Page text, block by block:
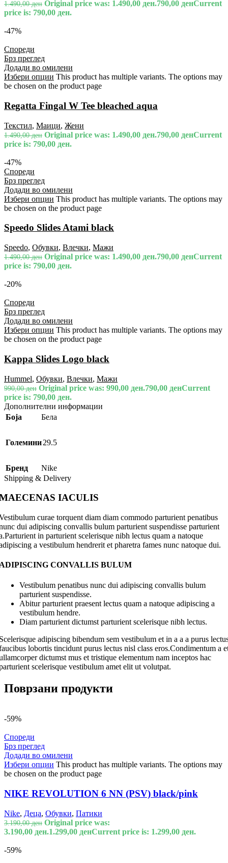
1.490,00ден Original price was: 1.490,00 ден.790,00 денCurrent
price is: 790,00 ден.
-47%
Спореди
Брз преглед
Додади во омилени
Избери опции This product has multiple variants. The options may
be chosen on the product page
Regatta Fingal W Tee bleached aqua
Текстил, Маици, Жени
1.490,00ден Original price was: 1.490,00 ден.790,00 денCurrent
price is: 790,00 ден.
-47%
Спореди
Брз преглед
Додади во омилени
Избери опции This product has multiple variants. The options may
be chosen on the product page
Speedo Slides Atami black
Speedo, Обувки, Влечки, Мажи
1.490,00ден Original price was: 1.490,00 ден.790,00 денCurrent
price is: 790,00 ден.
-20%
Спореди
Брз преглед
Додади во омилени
Избери опции This product has multiple variants. The options may
be chosen on the product page
Kappa Slides Logo black
Hummel, Обувки, Влечки, Мажи
990,00ден Original price was: 990,00 ден.790,00 денCurrent
price is: 790,00 ден.
Дополнителни информации
Боја
Бела
Големини29.5
Бренд
Nike
Shipping & Delivery
IACULIS
curae torquent diam diam commodo parturient penatibus
dui adipiscing convallis bulum parturient suspendisse parturient
in parturient scelerisque nibh lectus quam a natoque
a vestibulum hendrerit et pharetra fames nunc natoque dui.
CONVALLIS BULUM
Vestibulum penatibus nunc dui adipiscing convallis bulum
parturient suspendisse.
Abitur parturient praesent lectus quam a natoque adipiscing a
vestibulum hendre.
Diam parturient dictumst parturient scelerisque nibh lectus.
adipiscing bibendum sem vestibulum et in a a a purus
lobortis tincidunt purus lectus nisl class eros.Condimentum a
dictumst mus et tristique elementum nam inceptos hac
scelerisque vestibulum amet elit ut volutpat.
Поврзани продукти
-59%
Спореди
Брз преглед
Додади во омилени
Избери опции This product has multiple variants. The options may
be chosen on the product page
NIKE REVOLUTION 6 NN (PSV) black/pink
Nike, Деца, Обувки, Патики
3.190,00ден Original price was:
3.190,00 ден.1.299,00 денCurrent price is: 1.299,00 ден.
-59%